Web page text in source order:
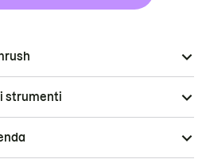
strumenti